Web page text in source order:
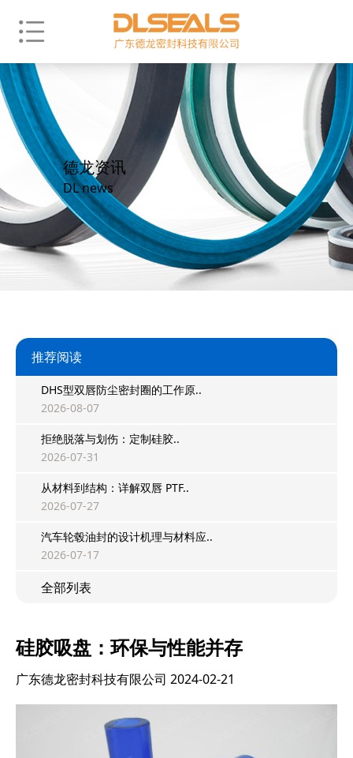
德龙资讯
DL news
推荐阅读
DHS型双唇防尘密封圈的工作原..
2026-08-07
拒绝脱落与划伤：定制硅胶..
2026-07-31
从材料到结构：详解双唇 PTF..
2026-07-27
汽车轮毂油封的设计机理与材料应..
2026-07-17
全部列表
硅胶吸盘：环保与性能并存
广东德龙密封科技有限公司 2024-02-21